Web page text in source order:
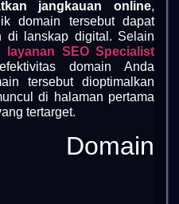
jangkauan online,
domain tersebut dapat
di lanskap digital. Selain
layanan SEO Specialist
domain Anda
tersebut dioptimalkan
di halaman pertama
tertarget.
Domain